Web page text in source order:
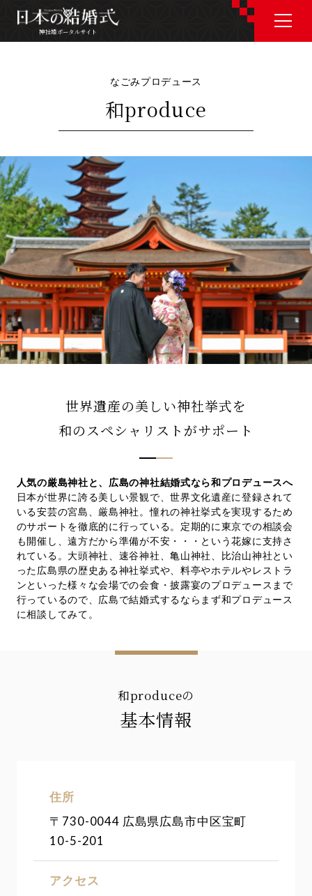
神社婚ポータルサイト
J P E N
神社婚会場を探す
衣裳を探す
和婚コラム
先輩カップル実例
神社婚ポータルサイト
なごみプロデュース
和produce
世界遺産の美しい神社挙式を
和のスペシャリストがサポート
人気の厳島神社と、広島の神社結婚式なら和プロデュースへ
日本が世界に誇る美しい景観で、世界文化遺産に登録されて
いる安芸の宮島、厳島神社。憧れの神社挙式を実現するため
のサポートを徹底的に行っている。定期的に東京での相談会
も開催し、遠方だから準備が不安・・・という花嫁に支持さ
れている。大頭神社、速谷神社、亀山神社、比治山神社とい
った広島県の歴史ある神社挙式や、料亭やホテルやレストラ
ンといった様々な会場での会食・披露宴のプロデュースまで
行っているので、広島で結婚式するならまず和プロデュース
に相談してみて。
和produceの
基本情報
住所
〒730-0044 広島県広島市中区宝町
10-5-201
アクセス